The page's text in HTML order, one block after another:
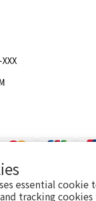
essential cookie
tracking
以電話或簡訊方式通知變更